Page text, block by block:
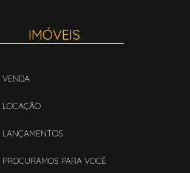
IMÓVEIS
VENDA
LOCAÇÃO
LANÇAMENTOS
PROCURAMOS PARA VOCÊ